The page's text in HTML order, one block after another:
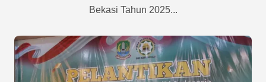
Bekasi Tahun 2025...